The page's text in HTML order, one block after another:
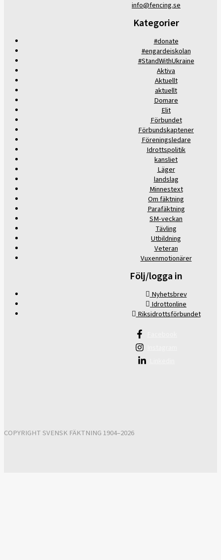
info@fencing.se
Kategorier
#donate
#engardeiskolan
#StandWithUkraine
Aktiva
Aktuellt
aktuellt
Domare
Elit
Förbundet
Förbundskaptener
Föreningsledare
Idrottspolitik
kansliet
Läger
landslag
Minnestext
Om fäktning
Parafäktning
SM-veckan
Tävling
Utbildning
Veteran
Vuxenmotionärer
Följ/logga in
Nyhetsbrev
Idrottonline
Riksidrottsförbundet
COPYRIGHT SVENSK FÄKTNING 1904–2026